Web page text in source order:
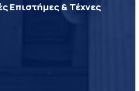
Επιστήμες & Τέχνες